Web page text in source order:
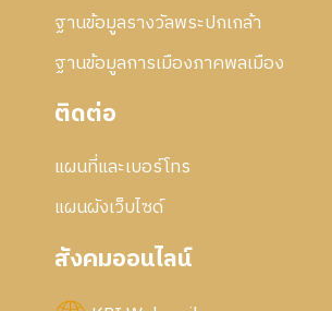
ฐานข้อมูลรางวัลพระปกเกล้า
ฐานข้อมูลการเมืองภาคพลเมือง
ติดต่อ
แผนที่และเบอร์โทร
แผนผังเว็บไซด์
สังคมออนไลน์